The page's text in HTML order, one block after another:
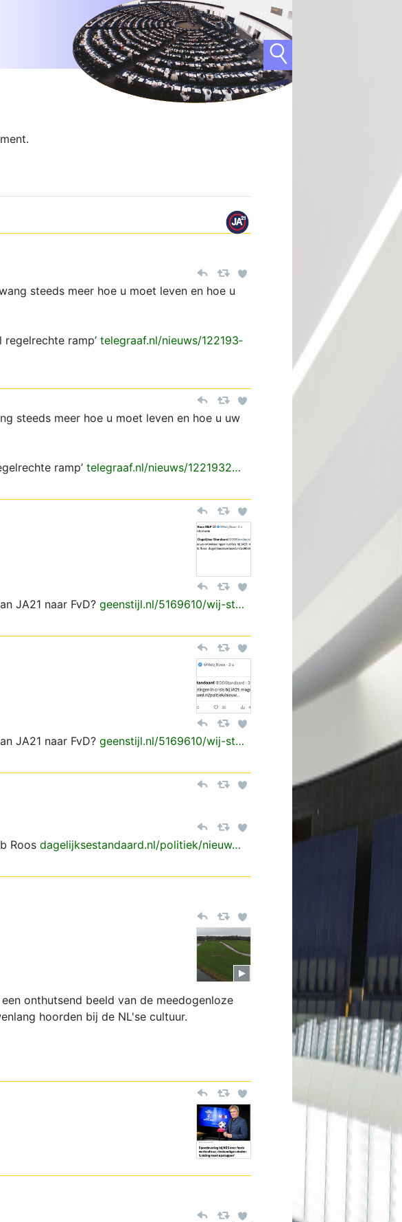
steeds meer hoe u moet leven en hoe u
regelrechte ramp’ telegraaf.nl/nieuws/122193­
steeds meer hoe u moet leven en hoe u uw
ramp’ telegraaf.nl/nieuws/122193­2…­
JA21 naar FvD? geenstijl.nl/5169610/wij-s­t…­
JA21 naar FvD? geenstijl.nl/5169610/wij-s­t…­
Roos dagelijksestandaard.nl/pol­itiek/nieuw…­
onthutsend beeld van de meedogenloze
hoorden bij de NL'se cultuur.